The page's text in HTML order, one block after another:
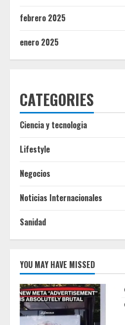
febrero 2025
enero 2025
CATEGORIES
Ciencia y tecnologia
Lifestyle
Negocios
Noticias Internacionales
Sanidad
YOU MAY HAVE MISSED